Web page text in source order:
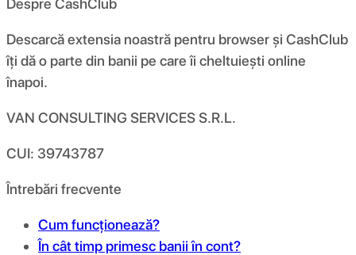
Despre CashClub
Descarcă extensia noastră pentru browser și CashClub
îți dă o parte din banii pe care îi cheltuiești online
înapoi.
VAN CONSULTING SERVICES S.R.L.
CUI: 39743787
Întrebări frecvente
Cum funcționează?
În cât timp primesc banii în cont?